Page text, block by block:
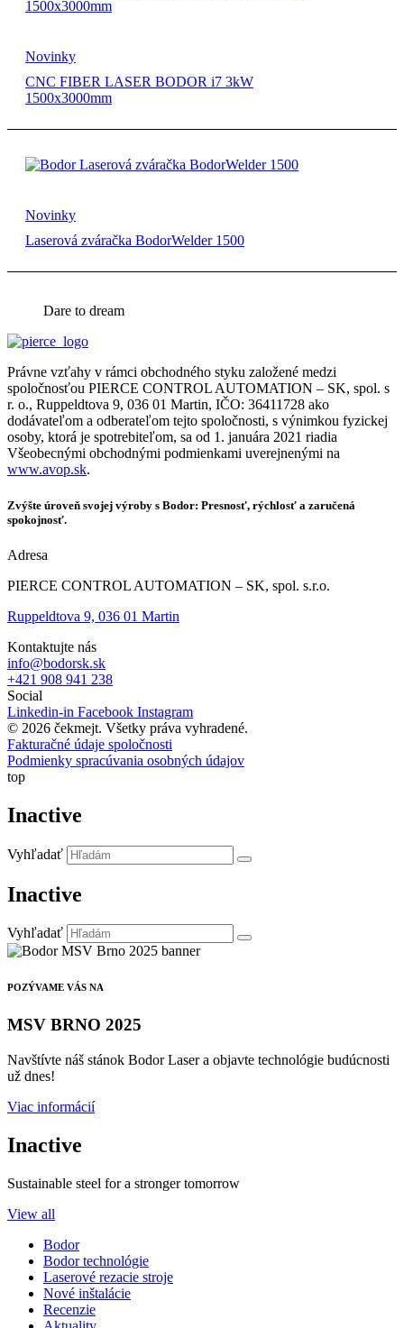
Novinky
CNC FIBER LASER BODOR i7 3kW
1500x3000mm
Novinky
Laserová zváračka BodorWelder 1500
Dare to dream
Právne vzťahy v rámci obchodného styku založené medzi
spoločnosťou PIERCE CONTROL AUTOMATION – SK, spol. s
r. o., Ruppeldtova 9, 036 01 Martin, IČO: 36411728 ako
dodávateľom a odberateľom tejto spoločnosti, s výnimkou fyzickej
osoby, ktorá je spotrebiteľom, sa od 1. januára 2021 riadia
Všeobecnými obchodnými podmienkami uverejnenými na
www.avop.sk.
Zvýšte úroveň svojej výroby s Bodor: Presnosť, rýchlosť a zaručená
spokojnosť.
Adresa
PIERCE CONTROL AUTOMATION – SK, spol. s.r.o.
Ruppeldtova 9, 036 01 Martin
Kontaktujte nás
info@bodorsk.sk
+421 908 941 238
Social
Linkedin-in Facebook Instagram
© 2026 čekmejt. Všetky práva vyhradené.
Fakturačné údaje spoločnosti
Podmienky spracúvania osobných údajov
top
Inactive
Vyhľadať
Inactive
Vyhľadať
POZÝVAME VÁS NA
MSV BRNO 2025
Navštívte náš stánok Bodor Laser a objavte technológie budúcnosti
už dnes!
Viac informácií
Inactive
Sustainable steel for a stronger tomorrow
View all
Bodor
Bodor technológie
Laserové rezacie stroje
Nové inštalácie
Recenzie